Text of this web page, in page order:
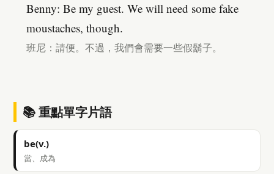
Benny: Be my guest. We will need some fake
moustaches, though.
班尼：請便。不過，我們會需要一些假鬍子。
📚 重點單字片語
be(v.)
當、成為